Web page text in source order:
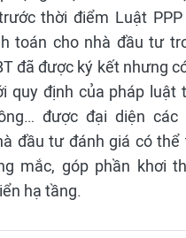
thời điểm Luật
toán cho nhà đầu tư
đã được ký kết nhưng
quy định của pháp luật
được đại diện các
đầu tư đánh giá có thể
mắc, góp phần khơi
hạ tầng.